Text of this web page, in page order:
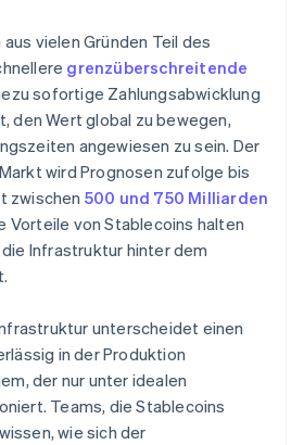
vielen Gründen Teil des
grenzüberschreitende
sofortige Zahlungsabwicklung
den Wert global zu bewegen,
angewiesen zu sein. Der
wird Prognosen zufolge bis
zwischen 500 und 750 Milliarden
Vorteile von Stablecoins halten
Infrastruktur hinter dem
unterscheidet einen
in der Produktion
der nur unter idealen
Teams, die Stablecoins
wie sich der